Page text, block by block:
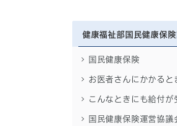
健康福祉部国民健康保
国民健康保険
お医者さんにかかると
こんなときにも給付が
国民健康保険運営協議